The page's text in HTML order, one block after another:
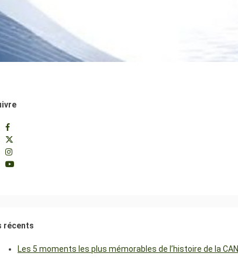
récents
Les 5 moments les plus mémorables de l’histoire de la CAN